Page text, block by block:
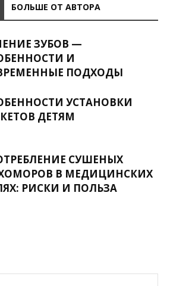
БОЛЬШЕ ОТ АВТОРА
ЗУБОВ —
И
ПОДХОДЫ
УСТАНОВКИ
ДЕТЯМ
СУШЕНЫХ
В МЕДИЦИНСКИХ
РИСКИ И ПОЛЬЗА